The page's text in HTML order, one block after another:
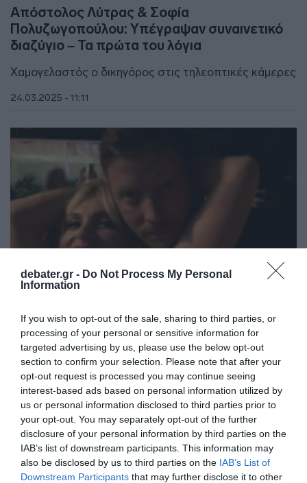
debater.gr - Do Not Process My Personal
Information
If you wish to opt-out of the sale, sharing to third parties, or
processing of your personal or sensitive information for
targeted advertising by us, please use the below opt-out
section to confirm your selection. Please note that after your
opt-out request is processed you may continue seeing
interest-based ads based on personal information utilized by
us or personal information disclosed to third parties prior to
your opt-out. You may separately opt-out of the further
disclosure of your personal information by third parties on the
IAB’s list of downstream participants. This information may
also be disclosed by us to third parties on the IAB’s List of
Downstream Participants that may further disclose it to other
Απόστολος Λύτρας & Σοφία
Πολυζωγοπούλου: Υπέγραψαν συναινετικό
διαζύγιο – Τα πρώτα του λόγια
Χαμογελαστός ο δικηγόρος στις τηλεοπτικές κάμερες
24.03.2025 - 11:11
LIFESTYLE
Χώρισαν η Ελεωνόρα Ζουγανέλη και ο
Σπύρος Δημητρίου μετά από 2,5 χρόνια
γάμου (vid)
Πότε ήταν η τελευταία κοινή τους εμφάνιση
21.02.2023 - 12:37